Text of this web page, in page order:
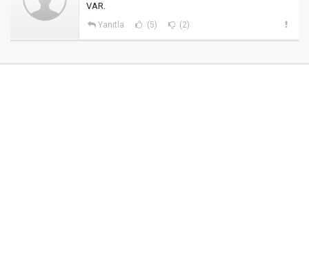
VAR.
Yanıtla (5) (2)